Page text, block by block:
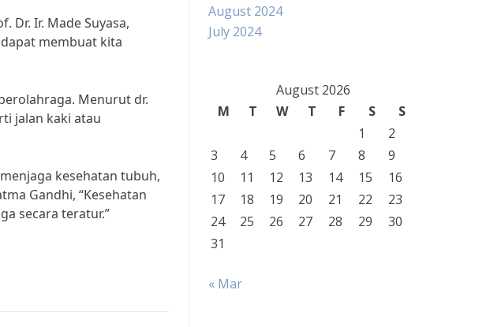
Dr. Ir. Made Suyasa,
membuat kita
Menurut dr.
jalan kaki atau
kesehatan tubuh,
Gandhi, “Kesehatan
secara teratur.”
August 2024
July 2024
August 2026
M
T W T F S
S
1
2
3
4 5 6 7 8
9
10
11 12 13 14 15
16
17
18 19 20 21 22
23
24
25 26 27 28 29
30
31
« Mar